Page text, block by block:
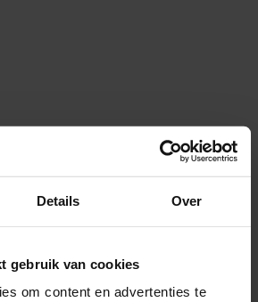
Details Over
gebruik van cookies
om content en advertenties te